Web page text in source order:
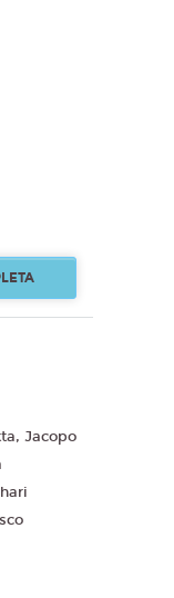
Jacopo